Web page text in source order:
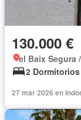
130.000 €
el Baix Segura
2 Dormitorios
27 mar 2026 en